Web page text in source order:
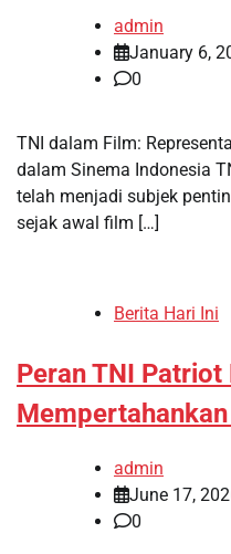
admin
January 6,
0
TNI dalam Film:
dalam Sinema Indonesia
telah menjadi subjek
sejak awal film […]
Berita Hari Ini
Peran TNI Patriot
admin
June 17,
0